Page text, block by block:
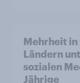
Mehrheit in
Ländern
sozialen
Jährige